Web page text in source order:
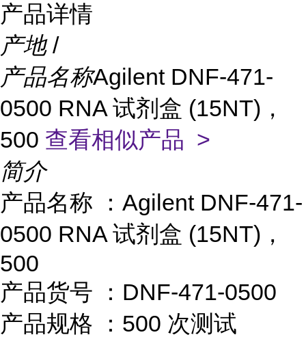
产品详情
产地 /
产品名称Agilent DNF-471-
0500 RNA 试剂盒 (15NT)，
500 查看相似产品 >
简介
产品名称
： Agilent DNF-471-
0500 RNA 试剂盒 (15NT) ，
500
产品货号
： DNF-471-0500
产品规格
： 500 次测试